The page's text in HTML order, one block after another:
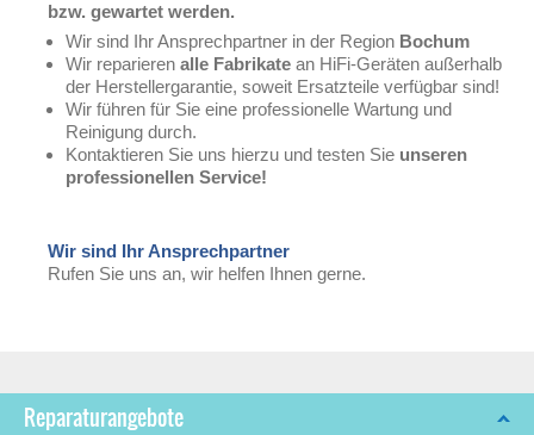
bzw. gewartet werden.
Wir sind Ihr Ansprechpartner in der Region Bochum
Wir reparieren alle Fabrikate an HiFi-Geräten außerhalb
der Herstellergarantie, soweit Ersatzteile verfügbar sind!
Wir führen für Sie eine professionelle Wartung und
Reinigung durch.
Kontaktieren Sie uns hierzu und testen Sie unseren
professionellen Service!
Wir sind Ihr Ansprechpartner
Rufen Sie uns an, wir helfen Ihnen gerne.
Reparaturangebote